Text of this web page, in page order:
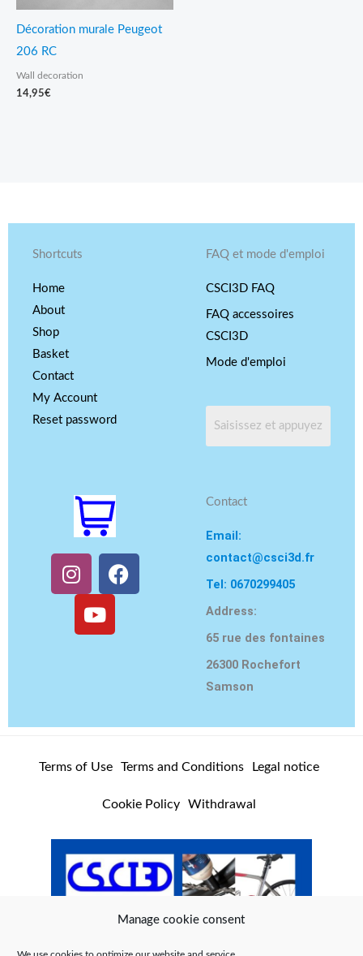
Manage cookie consent
Décoration murale Peugeot
206 RC
Wall decoration
14,95€
Shortcuts
Home
About
Shop
Basket
Contact
My Account
Reset password
FAQ et mode d'emploi
CSCI3D FAQ
FAQ accessoires
CSCI3D
Mode d'emploi
I
n
s
m
F
a
Y
u
T
Contact
Email:
contact@csci3d.fr
Tel: 0670299405
Address:
65 rue des fontaines
26300 Rochefort
Samson
Terms of Use Terms and Conditions Legal notice
Cookie Policy Withdrawal